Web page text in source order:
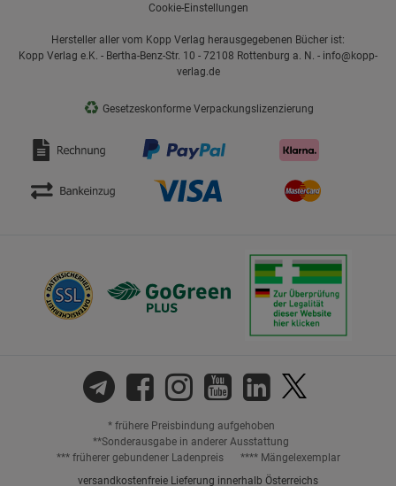
Cookie-Einstellungen
Hersteller aller vom Kopp Verlag herausgegebenen Bücher ist:
Kopp Verlag e.K. - Bertha-Benz-Str. 10 - 72108 Rottenburg a. N. - info@kopp-
verlag.de
♻ Gesetzeskonforme Verpackungslizenzierung
* frühere Preisbindung aufgehoben
**Sonderausgabe in anderer Ausstattung
*** früherer gebundener Ladenpreis
**** Mängelexemplar
versandkostenfreie Lieferung innerhalb Österreichs